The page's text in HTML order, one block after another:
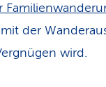
der
wird.